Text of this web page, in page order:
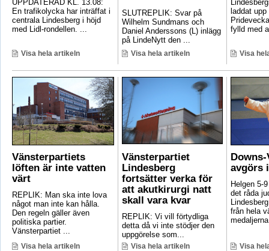
UPPDATERAD KL. 13.08:
En trafikolycka har inträffat i
centrala Lindesberg i höjd
med Lidl-rondellen. ...
Visa hela artikeln
SLUTREPLIK: Svar på
Wilhelm Sundmans och
Daniel Anderssons (L) inlägg
på LindeNytt den ...
Visa hela artikeln
laddat
fylld med
Visa
Vänsterpartiets
löften är inte vatten
värt
REPLIK: Man ska inte lova
något man inte kan hålla.
Den regeln gäller även
politiska partier.
Vänsterpartiet ...
Visa hela artikeln
Vänsterpartiet
Lindesberg
fortsätter verka för
att akutkirurgi natt
skall vara kvar
REPLIK: Vi vill förtydliga
detta då vi inte stödjer den
uppgörelse som...
Visa hela artikeln
avgörs
Helgen 5-
det råda
från hela
Visa